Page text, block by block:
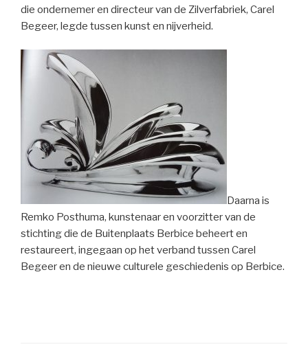
die ondernemer en directeur van de Zilverfabriek, Carel
Begeer, legde tussen kunst en nijverheid.
Daarna is
Remko Posthuma, kunstenaar en voorzitter van de
stichting die de Buitenplaats Berbice beheert en
restaureert, ingegaan op het verband tussen Carel
Begeer en de nieuwe culturele geschiedenis op Berbice.